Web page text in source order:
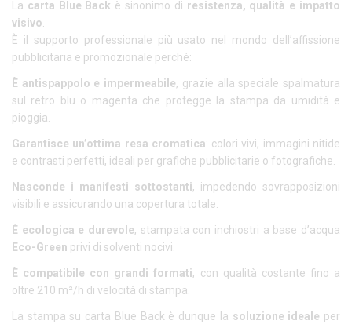
La carta Blue Back è sinonimo di resistenza, qualità e impatto
visivo
È il supporto professionale più usato nel mondo dell’affissione
pubblicitaria e promozionale perché:
È antispappolo e impermeabile, grazie alla speciale spalmatura
sul retro blu o magenta che protegge la stampa da umidità e
pioggia.
Garantisce un’ottima resa cromatica: colori vivi, immagini nitide
e contrasti perfetti, ideali per grafiche pubblicitarie o fotografiche.
Nasconde i manifesti sottostanti, impedendo sovrapposizioni
visibili e assicurando una copertura totale.
È ecologica e durevole, stampata con inchiostri a base d’acqua
Eco-Green privi di solventi nocivi.
È compatibile con grandi formati, con qualità costante fino a
oltre 210 m²/h di velocità di stampa.
La stampa su carta Blue Back è dunque la soluzione ideale per